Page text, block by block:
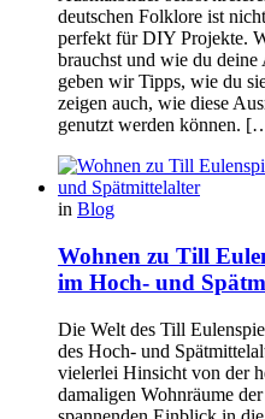
deutschen Folklore ist
perfekt für DIY Projekte.
brauchst und wie du
geben wir Tipps, wie du
zeigen auch, wie diese
genutzt werden können.
in Blog
Wohnen zu Till
im Hoch- und
Die Welt des Till
des Hoch- und
vielerlei Hinsicht von der
damaligen Wohnräume